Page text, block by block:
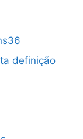
definição